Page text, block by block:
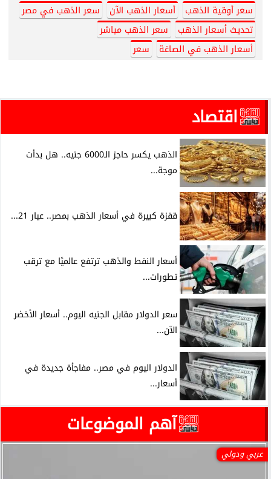
سعر أوقية الذهب
أسعار الذهب الآن
سعر الذهب في مصر
تحديث أسعار الذهب
سعر الذهب مباشر
أسعار الذهب في الصاغة
سعر
اقتصاد
الذهب يكسر حاجز الـ6000 جنيه.. هل بدأت
موجة...
قفزة كبيرة في أسعار الذهب بمصر.. عيار 21...
أسعار النفط والذهب ترتفع عالميًا مع ترقب
تطورات...
سعر الدولار مقابل الجنيه اليوم.. أسعار الأخضر
الآن...
الدولار اليوم في مصر.. مفاجأة جديدة في
أسعار...
آهم الموضوعات
عربي ودولي